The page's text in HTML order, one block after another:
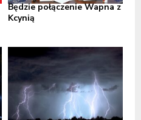
Będzie połączenie Wapna z
Kcynią